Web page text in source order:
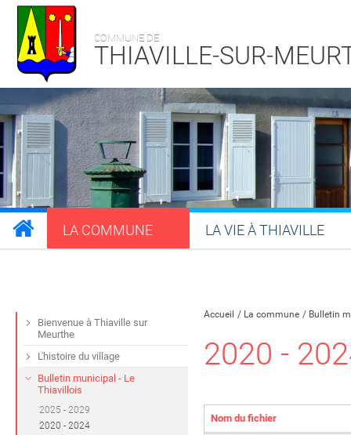
COMMUNE DE
THIAVILLE-SUR-
LA COMMUNE LA VIE À THIAVILLE
Accueil La commune Bulletin
2020 -
Nom du fichier
Bienvenue à Thiaville sur
Meurthe
L'histoire du village
Bulletin municipal - Le
Thiavillois
2025 - 2029
2020 - 2024